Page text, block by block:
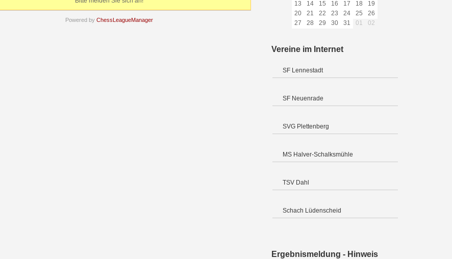
Powered by ChessLeagueManager
13
14 15 16 17 18
19
20
21 22 23 24 25
26
27
28 29 30 31 01 02
Vereine im Internet
SF Lennestadt
SF Neuenrade
SVG Plettenberg
MS Halver-Schalksmühle
TSV Dahl
Schach Lüdenscheid
Ergebnismeldung - Hinweis